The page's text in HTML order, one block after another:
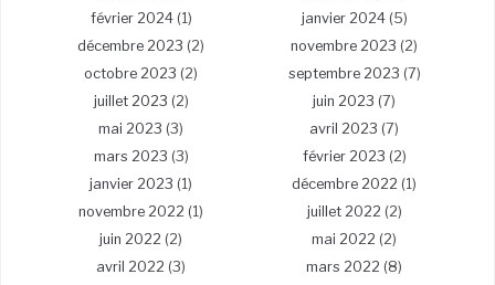
février 2024(1) janvier 2024(5)
décembre 2023 (2) novembre 2023 (2)
octobre 2023 (2) septembre 2023 (7)
juillet 2023 (2) juin 2023 (7)
mai 2023 (3) avril 2023 (7)
mars 2023 (3) février 2023 (2)
janvier 2023 (1) décembre 2022 (1)
novembre 2022 (1) juillet 2022 (2)
juin 2022 (2) mai 2022 (2)
avril 2022 (3) mars 2022 (8)